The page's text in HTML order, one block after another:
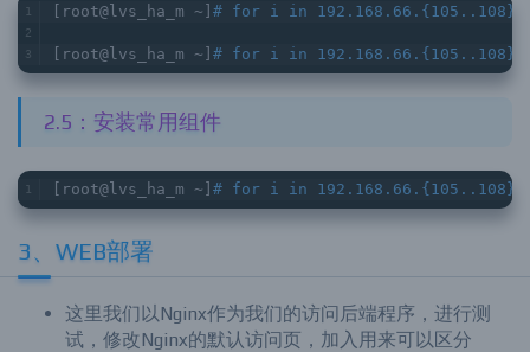
[root@lvs_ha_m ~] # for i in 192.168.66.{105..108};
[root@lvs_ha_m ~] # for i in 192.168.66.{105..108};
2.5：安装常用组件
[root@lvs_ha_m ~] # for i in 192.168.66.{105..108};
3、WEB部署
这里我们以Nginx作为我们的访问后端程序，进行测
试，修改Nginx的默认访问页，加入用来可以区分